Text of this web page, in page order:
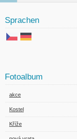
Sprachen
Fotoalbum
akce
Kostel
Kříže